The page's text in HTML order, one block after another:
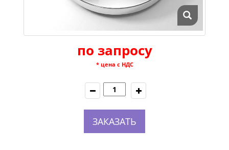
по запросу
* цена с НДС
ЗАКАЗАТЬ